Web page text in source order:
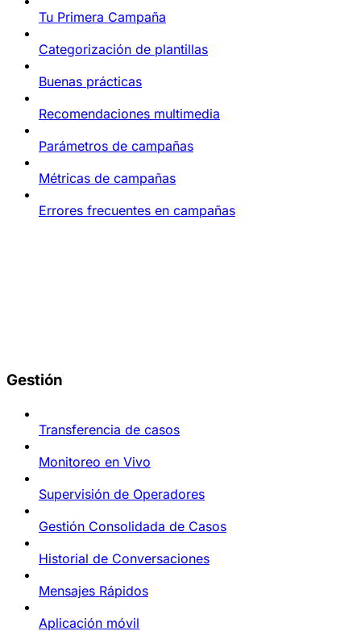
Tu Primera Campaña
Categorización de plantillas
Buenas prácticas
Recomendaciones multimedia
Parámetros de campañas
Métricas de campañas
Errores frecuentes en campañas
Gestión
Transferencia de casos
Monitoreo en Vivo
Supervisión de Operadores
Gestión Consolidada de Casos
Historial de Conversaciones
Mensajes Rápidos
Aplicación móvil